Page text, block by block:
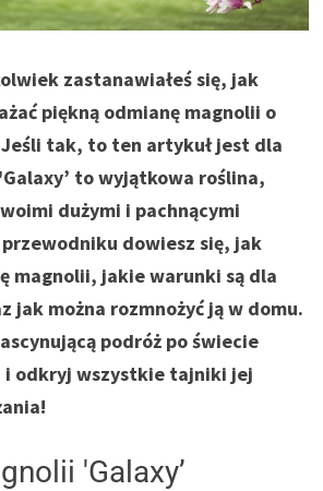
zastanawiałeś się, jak
piękną odmianę magnolii o
Jeśli tak, to ten artykuł jest dla
to wyjątkowa roślina,
dużymi i pachnącymi
dowiesz się, jak
magnolii, jakie warunki są dla
jak można rozmnożyć ją w domu.
podróż po świecie
i odkryj wszystkie tajniki jej
'Galaxy’